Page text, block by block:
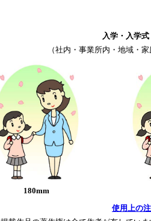
入学・入学
（社内・事業所内・地域・
180mm
使用上の